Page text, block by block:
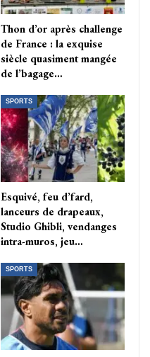
Thon d’or après challenge
de France : la exquise
siècle quasiment mangée
de l’bagage…
SPORTS
Esquivé, feu d’fard,
lanceurs de drapeaux,
Studio Ghibli, vendanges
intra-muros, jeu…
SPORTS